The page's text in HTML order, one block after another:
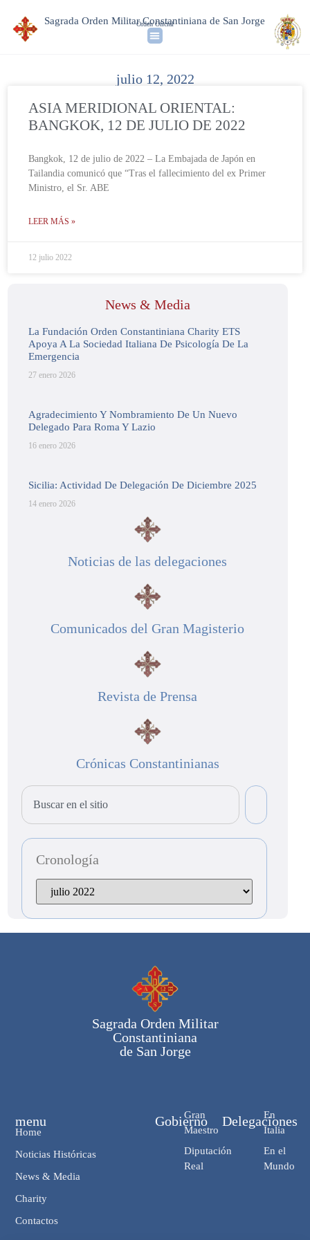
Sagrada Orden Militar Constantiniana de San Jorge
Orden Oficial
julio 12, 2022
ASIA MERIDIONAL ORIENTAL:
BANGKOK, 12 DE JULIO DE 2022
Bangkok, 12 de julio de 2022 – La Embajada de Japón en
Tailandia comunicó que “Tras el fallecimiento del ex Primer
Ministro, el Sr. ABE
LEER MÁS »
12 julio 2022
News & Media
La Fundación Orden Constantiniana Charity ETS
Apoya A La Sociedad Italiana De Psicología De La
Emergencia
27 enero 2026
Agradecimiento Y Nombramiento De Un Nuevo
Delegado Para Roma Y Lazio
16 enero 2026
Sicilia: Actividad De Delegación De Diciembre 2025
14 enero 2026
Noticias de las delegaciones
Comunicados del Gran Magisterio
Revista de Prensa
Crónicas Constantinianas
Cronología
Sagrada Orden Militar
Constantiniana
de San Jorge
Gobierno
Gran
Maestro
Diputación
Real
Delegaciones
En
Italia
En el
Mundo
menu
Home
Noticias Históricas
News & Media
Charity
Contactos